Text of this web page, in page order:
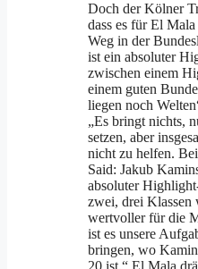
Doch der Kölner
dass es für El
Weg in der
ist ein absoluter
zwischen einem
einem guten
liegen noch
„Es bringt nichts,
setzen, aber
nicht zu helfen.
Said: Jakub
absoluter
zwei, drei Klassen
wertvoller für die
ist es unsere
bringen, wo